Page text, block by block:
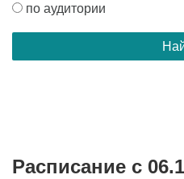
по аудитории
Расписание с